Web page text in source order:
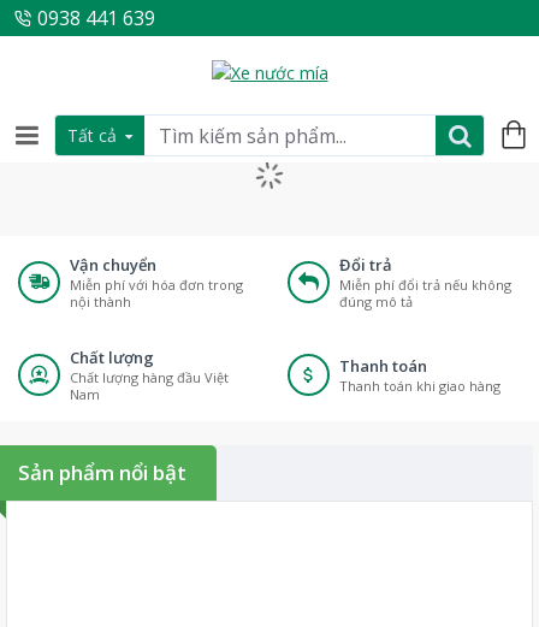
0938 441 639
Tất cả
Vận chuyển
Miễn phí với hóa đơn trong
nội thành
Đổi trả
Miễn phí đổi trả nếu không
đúng mô tả
Chất lượng
Chất lượng hàng đầu Việt
Nam
Thanh toán
Thanh toán khi giao hàng
Sản phẩm nổi bật